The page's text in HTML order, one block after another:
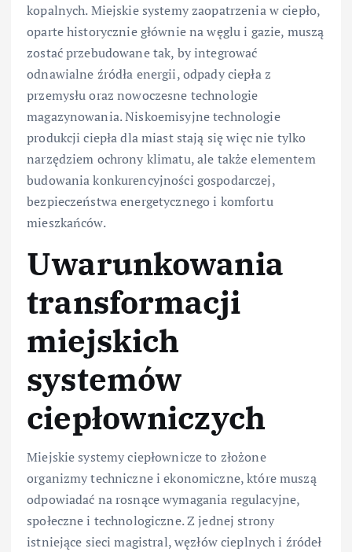
kopalnych. Miejskie systemy zaopatrzenia w ciepło,
oparte historycznie głównie na węglu i gazie, muszą
zostać przebudowane tak, by integrować
odnawialne źródła energii, odpady ciepła z
przemysłu oraz nowoczesne technologie
magazynowania. Niskoemisyjne technologie
produkcji ciepła dla miast stają się więc nie tylko
narzędziem ochrony klimatu, ale także elementem
budowania konkurencyjności gospodarczej,
bezpieczeństwa energetycznego i komfortu
mieszkańców.
Uwarunkowania
transformacji
miejskich
systemów
ciepłowniczych
Miejskie systemy ciepłownicze to złożone
organizmy techniczne i ekonomiczne, które muszą
odpowiadać na rosnące wymagania regulacyjne,
społeczne i technologiczne. Z jednej strony
istniejące sieci magistral, węzłów cieplnych i źródeł